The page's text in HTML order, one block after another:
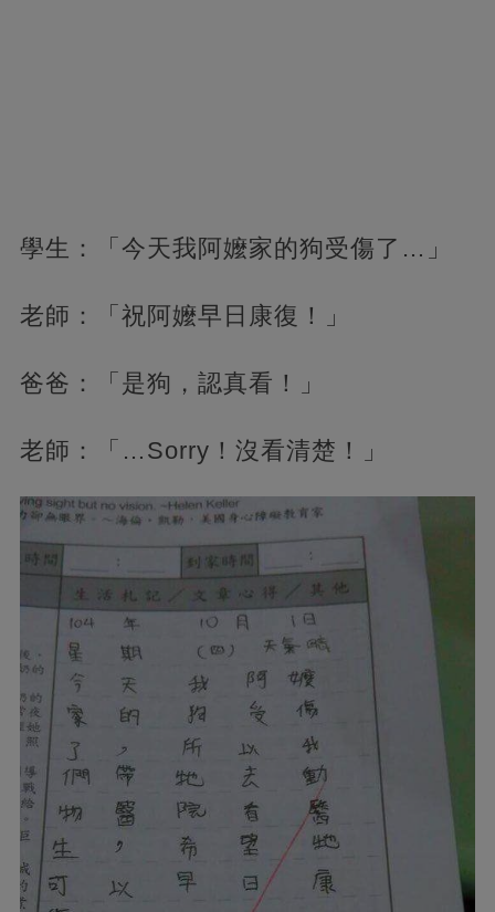
學生：「今天我阿嬤家的狗受傷了…」
老師：「祝阿嬤早日康復！」
爸爸：「是狗，認真看！」
老師：「…Sorry！沒看清楚！」